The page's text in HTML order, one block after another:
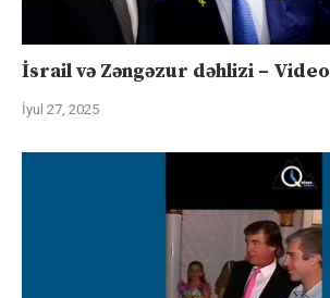
İsrail və Zəngəzur dəhlizi – Video
İyul 27, 2025